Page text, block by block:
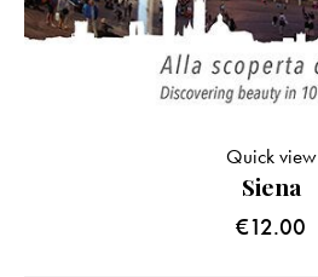
Siena
€12.00
Quick view